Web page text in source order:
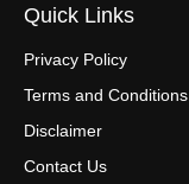
Quick Links
Privacy Policy
Terms and Conditions
Disclaimer
Contact Us